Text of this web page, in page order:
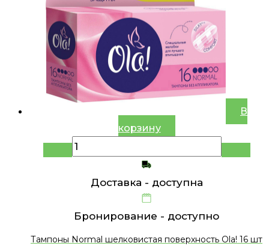
В
корзину
Доставка - доступна
Бронирование - доступно
Тампоны Normal шелковистая поверхность Ola! 16 шт